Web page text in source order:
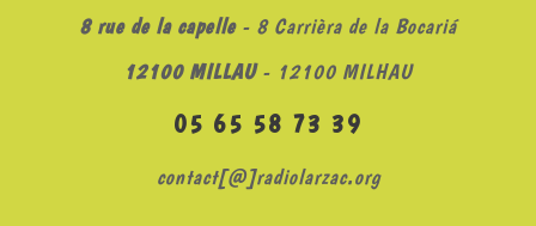
8 rue de la capelle- 8 Carrièra de la Bocariá
12100 MILLAU- 12100 MILHAU
05 65 58 73 39
contact[@]radiolarzac.org